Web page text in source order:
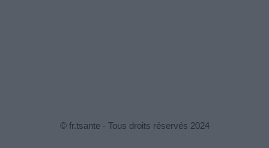
© fr.tsante - Tous droits réservés 2024